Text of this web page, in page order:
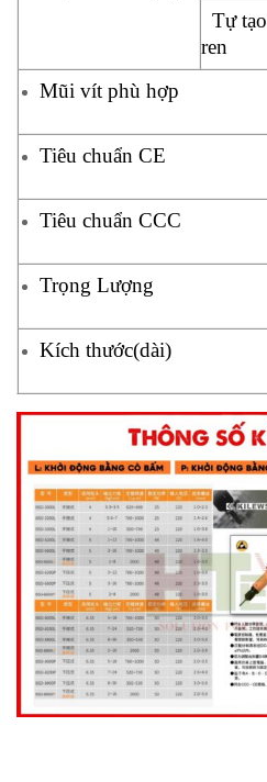
Tự tạo
ren
Mũi vít phù hợp
Tiêu chuẩn CE
Tiêu chuẩn CCC
Trọng Lượng
Kích thước(dài)